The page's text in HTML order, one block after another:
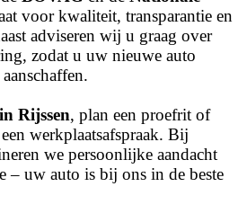
voor kwaliteit, transparantie en
adviseren wij u graag over
zodat u uw nieuwe auto
Rijssen, plan een proefrit of
werkplaatsafspraak. Bij
we persoonlijke aandacht
– uw auto is bij ons in de beste